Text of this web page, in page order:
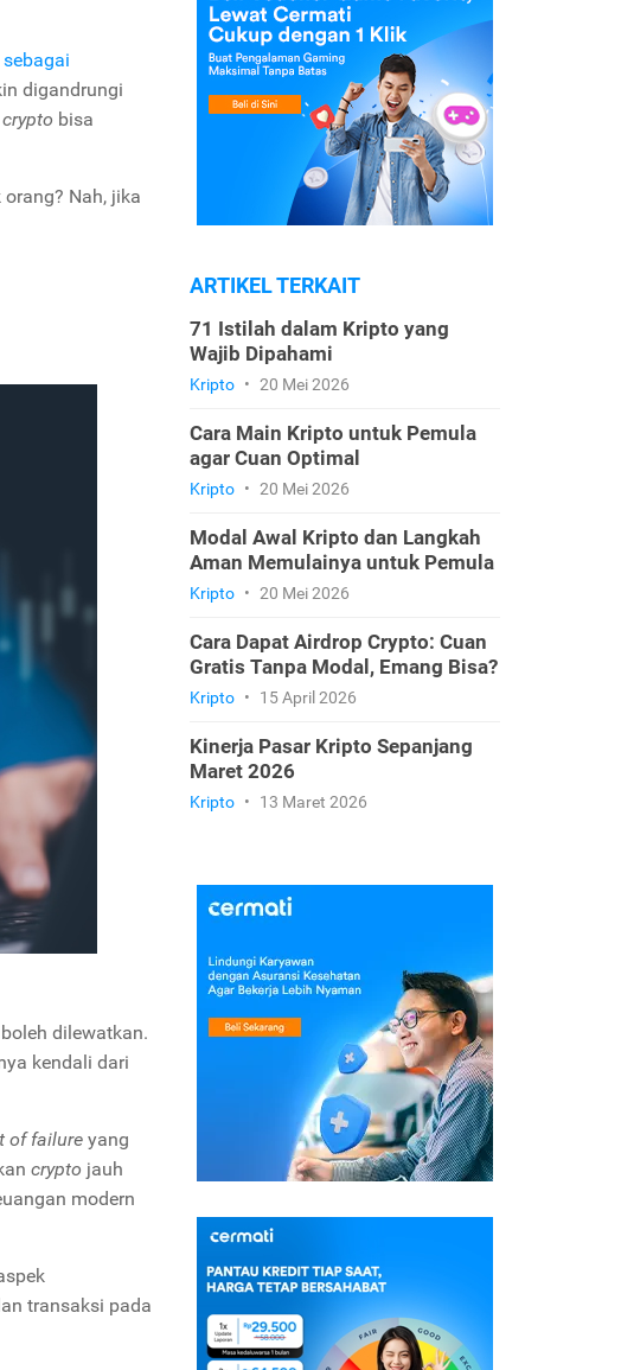
sebagai
digandrungi
crypto bisa
Nah, jika
dilewatkan.
kendali dari
of failure yang
crypto jauh
modern
transaksi pada
ARTIKEL TERKAIT
71 Istilah dalam Kripto yang
Wajib Dipahami
Kripto • 20 Mei 2026
Cara Main Kripto untuk Pemula
agar Cuan Optimal
Kripto • 20 Mei 2026
Modal Awal Kripto dan Langkah
Aman Memulainya untuk Pemula
Kripto • 20 Mei 2026
Cara Dapat Airdrop Crypto: Cuan
Gratis Tanpa Modal, Emang Bisa?
Kripto • 15 April 2026
Kinerja Pasar Kripto Sepanjang
Maret 2026
Kripto • 13 Maret 2026